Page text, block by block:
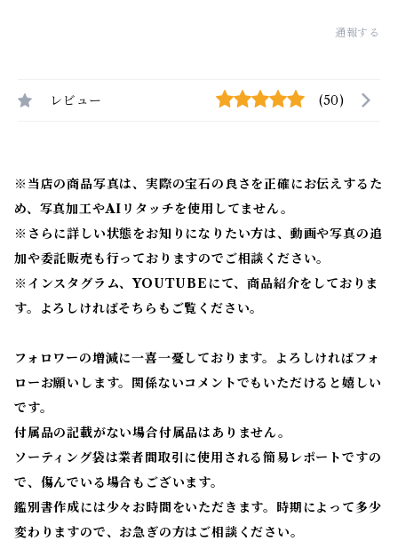
通報する
レビュー (50)
※当店の商品写真は、実際の宝石の良さを正確にお伝えするた
め、写真加工やAIリタッチを使用してません。
※ さらに詳しい状態をお知りになりたい方は、動画や写真の追
加や委託販売も行っておりますのでご相談ください。
※ インスタグラム、YOUTUBEにて、商品紹介をしておりま
す。よろしければそちらもご覧ください。
フォロワーの増減に一喜一憂しております。よろしければフォ
ローお願いします。関係ないコメントでもいただけると嬉しい
です。
付属品の記載がない場合付属品はありません。
ソーティング袋は業者間取引に使用される簡易レポートですの
で、傷んでいる場合もございます。
鑑別書作成には少々お時間をいただきます。時期によって多少
変わりますので、お急ぎの方はご相談ください。